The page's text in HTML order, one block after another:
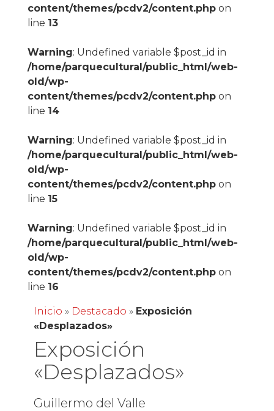
content/themes/pcdv2/content.phpon
line 13
Warning: Undefined variable $post_id in
/home/parquecultural/public_html/web-
old/wp-
content/themes/pcdv2/content.phpon
line 14
Warning: Undefined variable $post_id in
/home/parquecultural/public_html/web-
old/wp-
content/themes/pcdv2/content.phpon
line 15
Warning: Undefined variable $post_id in
/home/parquecultural/public_html/web-
old/wp-
content/themes/pcdv2/content.phpon
line 16
Inicio » Destacado » Exposición
«Desplazados»
Exposición
«Desplazados»
Guillermo del Valle